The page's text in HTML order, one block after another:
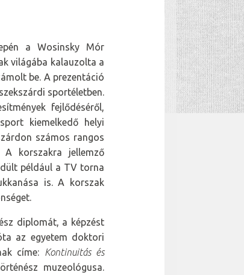
a Wosinsky Mór
világába kalauzolta a
be. A prezentáció
sportéletben.
fejlődéséről,
kiemelkedő helyi
számos rangos
korszakra jellemző
például a TV torna
is. A korszak
diplomát, a képzést
az egyetem doktori
címe: Kontinuitás és
muzeológusa.